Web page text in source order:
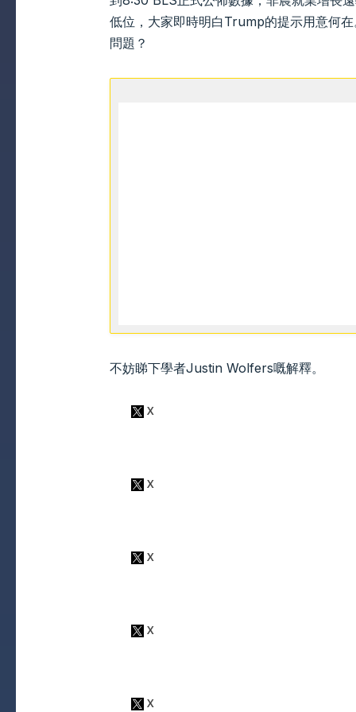
低位，大家即時明白Trump的提示用意何
問題？
不妨睇下學者Justin Wolfers嘅解釋。